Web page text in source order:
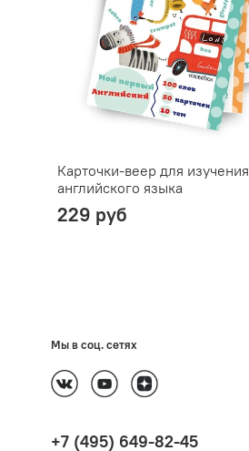
Карточки-веер для изучения
английского языка
229 руб
Мы в соц. сетях
+7 (495) 649-82-45